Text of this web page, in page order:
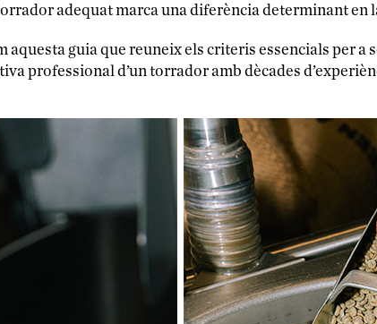
MATCHA
BLENDSMITH
ACCESSORIS
MERCHANDISING
adequat marca una diferència determinant en
aquesta guia que reuneix els criteris essencials per a
professional d’un torrador amb dècades